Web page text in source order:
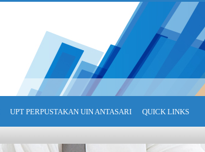
UPT PERPUSTAKAN UIN ANTASARI QUICK LINKS